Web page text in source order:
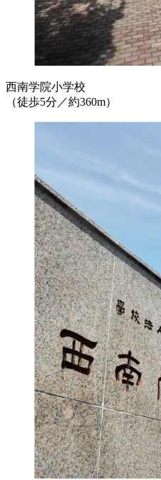
西南学院小学校
（徒歩5分／約360m）